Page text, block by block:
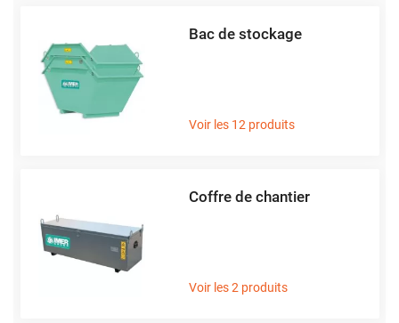
Découvrez notre sélection de plus de 1000 produits IMER®
en parcourant nos différentes catégories.
Bac de stockage
Voir les 12 produits
Coffre de chantier
Voir les 2 produits